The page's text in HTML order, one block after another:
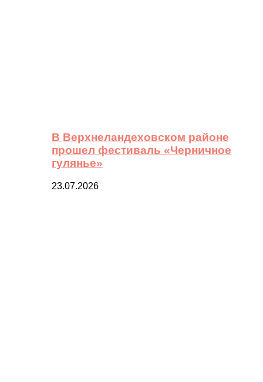
В Верхнеландеховском районе
прошел фестиваль «Черничное
гулянье»
23.07.2026